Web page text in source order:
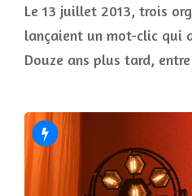
Le 13 juillet 2013, trois
lançaient un mot-clic qui
Douze ans plus tard,